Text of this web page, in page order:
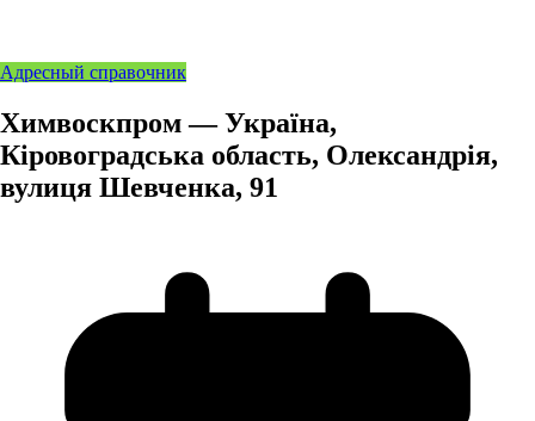
Адресный справочник
Химвоскпром — Україна,
Кіровоградська область, Олександрія,
вулиця Шевченка, 91